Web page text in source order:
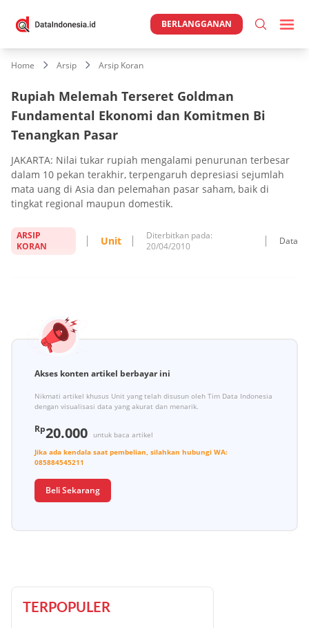
BERLANGGANAN
Home Arsip Arsip Koran
Rupiah Melemah Terseret Goldman
Fundamental Ekonomi dan Komitmen Bi
Tenangkan Pasar
JAKARTA: Nilai tukar rupiah mengalami penurunan terbesar
dalam 10 pekan terakhir, terpengaruh depresiasi sejumlah
mata uang di Asia dan pelemahan pasar saham, baik di
tingkat regional maupun domestik.
ARSIP
KORAN
Unit
Diterbitkan pada:
20/04/2010
Data
Akses konten artikel berbayar ini
Nikmati artikel khusus Unit yang telah disusun oleh Tim Data Indonesia
dengan visualisasi data yang akurat dan menarik.
Rp20.000
untuk baca artikel
Jika ada kendala saat pembelian, silahkan hubungi WA:
085884545211
Beli Sekarang
TERPOPULER